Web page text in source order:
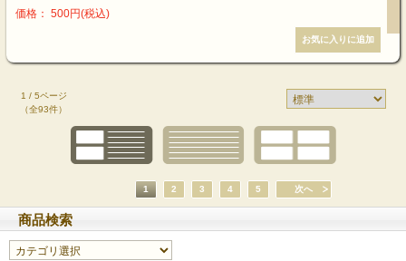
価格： 500円(税込)
1 / 5ページ
（全93件）
1 2 3 4 5 次へ
商品検索